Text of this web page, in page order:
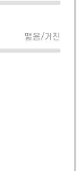
떫음/거친